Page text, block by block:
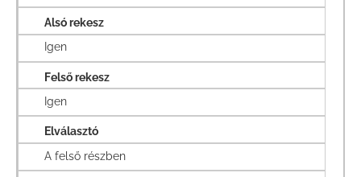
Alsó rekesz
Igen
Felső rekesz
Igen
Elválasztó
A felső részben